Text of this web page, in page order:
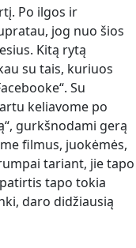
Po ilgos ir
jog nuo šios
Kitą rytą
su tais, kuriuos
Su
keliavome po
gurkšnodami gerą
filmus, juokėmės,
tariant, jie tapo
tapo tokia
daro didžiausią